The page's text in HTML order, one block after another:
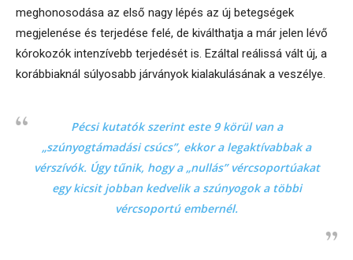
meghonosodása az első nagy lépés az új betegségek
megjelenése és terjedése felé, de kiválthatja a már jelen lévő
kórokozók intenzívebb terjedését is. Ezáltal reálissá vált új, a
korábbiaknál súlyosabb járványok kialakulásának a veszélye.
Pécsi kutatók szerint este 9 körül van a
„szúnyogtámadási csúcs”, ekkor a legaktívabbak a
vérszívók. Úgy tűnik, hogy a „nullás” vércsoportúakat
egy kicsit jobban kedvelik a szúnyogok a többi
vércsoportú embernél.